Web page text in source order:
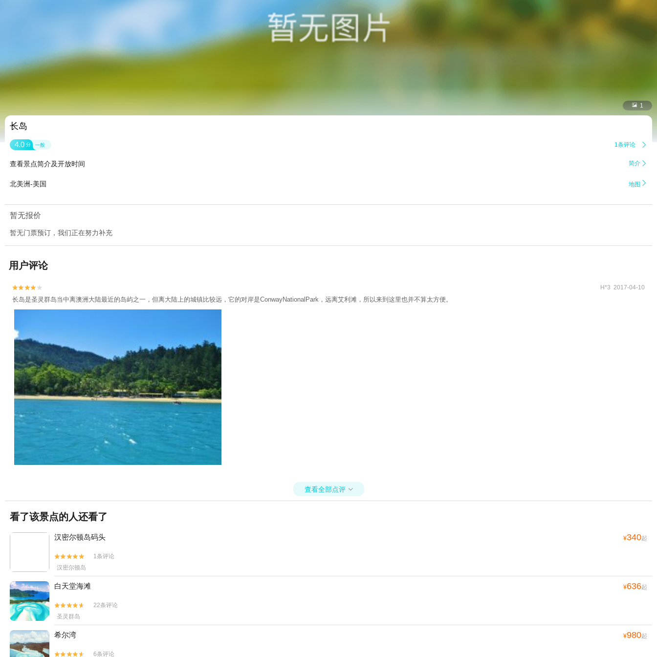
 1
长岛
4.0 分 一般 1条评论 
查看景点简介及开放时间 简介 
北美洲-美国 地图 
暂无报价
暂无门票预订，我们正在努力补充
用户评论

 H*3 2017-04-10
长岛是圣灵群岛当中离澳洲大陆最近的岛屿之一，但离大陆上的城镇比较远，它的对岸是ConwayNationalPark，远离艾利滩，所以来到这里也并不算太方便。
查看全部点评 
看了该景点的人还看了
汉密尔顿岛码头 ¥340起


1条评论
汉密尔顿岛
白天堂海滩 ¥636起


22条评论
圣灵群岛
希尔湾 ¥980起

 6条评论